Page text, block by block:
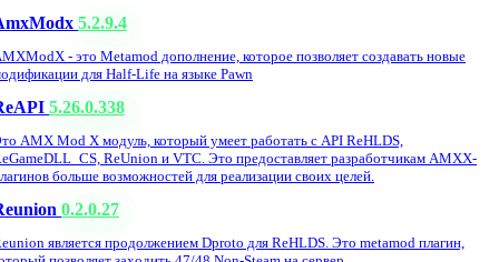
5.2.9.4
- это Metamod дополнение, которое позволяет создавать новые
для Half-Life на языке Pawn
5.26.0.338
AMX Mod X модуль, который умеет работать с API ReHLDS,
ReUnion и VTC. Это предоставляет разработчикам AMXX-
больше возможностей для реализации своих целей.
0.2.0.27
является продолжением Dproto для ReHLDS. Это metamod плагин,